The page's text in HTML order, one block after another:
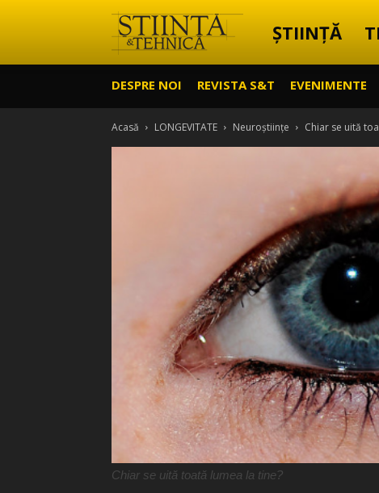
Știință
ȘTIINȚĂ
DESPRE NOI REVISTA S&T EVENIMENTE
Acasă LONGEVITATE Neuroștiințe Chiar se uită
Chiar se uită toată lumea la tine?